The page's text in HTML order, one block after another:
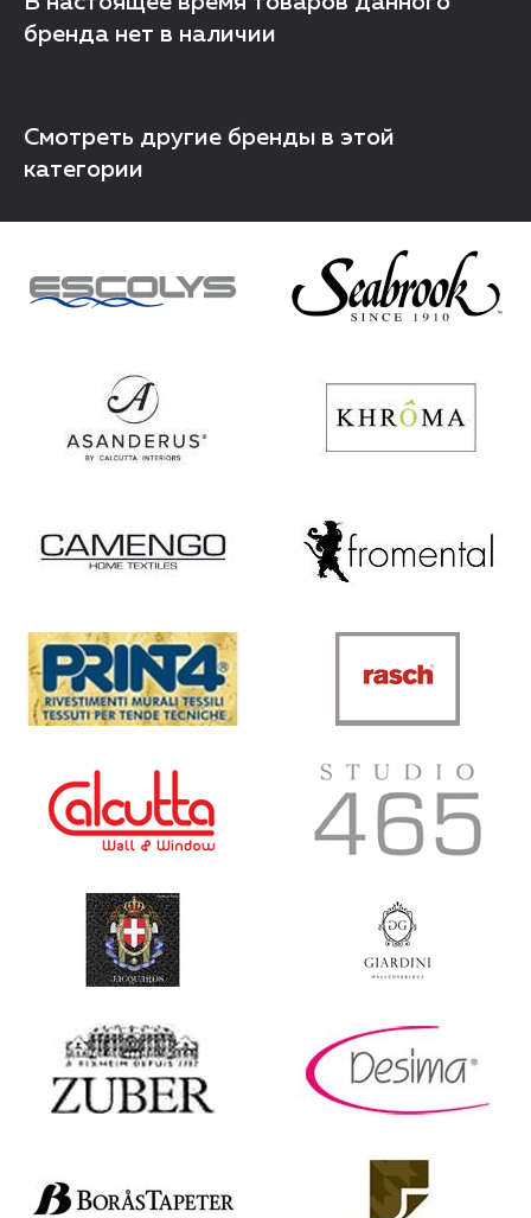
бренда нет в наличии
Смотреть другие бренды в этой
категории